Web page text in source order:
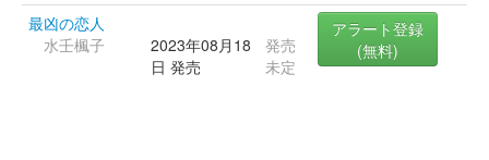
最凶の恋人
水壬楓子
2023年08月18
日 発売
発売
未定
アラート登録
(無料)